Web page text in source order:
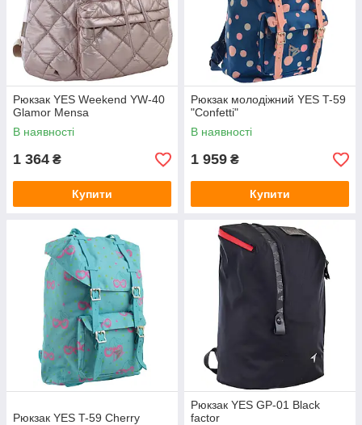
Рюкзак YES Weekend YW-40
Glamor Mensa
В наявності
1 364 ₴
Купити
Рюкзак молодіжний YES T-59
"Confetti"
В наявності
1 959 ₴
Купити
Рюкзак YES T-59 Cherry
Рюкзак YES GP-01 Black
factor